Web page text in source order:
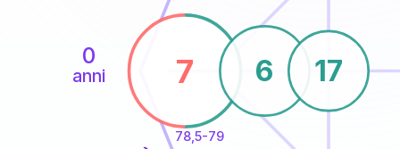
0
anni
78,5-79
7 6 17